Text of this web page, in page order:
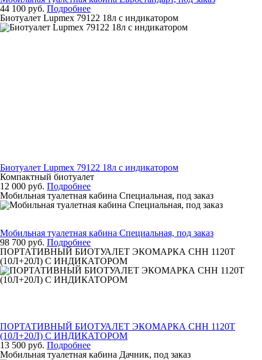
44 100 руб. Подробнее
Биотуалет Lupmex 79122 18л с индикатором
Биотуалет Lupmex 79122 18л с индикатором
Компактный биотуалет
12 000 руб. Подробнее
Мобильная туалетная кабина Специальная, под заказ
Мобильная туалетная кабина Специальная, под заказ
98 700 руб. Подробнее
ПОРТАТИВНЫЙ БИОТУАЛЕТ ЭКОМАРКА СНН 1120Т
(10Л+20Л) С ИНДИКАТОРОМ
ПОРТАТИВНЫЙ БИОТУАЛЕТ ЭКОМАРКА СНН 1120Т
(10Л+20Л) С ИНДИКАТОРОМ
13 500 руб. Подробнее
Мобильная туалетная кабина Дачник, под заказ